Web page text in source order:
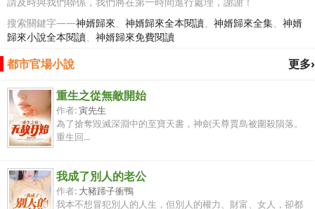
搜索關鍵字——神婿歸來、 神婿歸來全本閱讀、 神婿歸來全集、 神婿
歸來小說全本閱讀、 神婿歸來免費閱讀
更多›
都市官場小說
重生之從無敵開始
作者: 寅先生
為了搶奪毀滅深淵中的至寶天書，神劍天尊賈島被圍殺隕落。
重生回...
我成了別人的老公
作者: 大豬蹄子衝鴨
我本不想冒犯別人的人生，但別人的權力、財富、女人，卻都